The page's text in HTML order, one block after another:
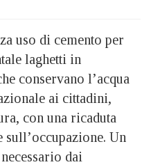
uso di cemento per
laghetti in
conservano l’acqua
ai cittadini,
con una ricaduta
sull’occupazione. Un
dai